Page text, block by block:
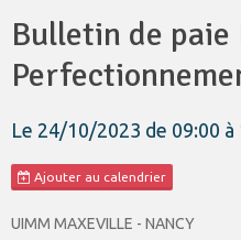
Bulletin de
Le 24/10/2023 de 09:00 à
Ajouter au calendrier
UIMM MAXEVILLE - NANCY